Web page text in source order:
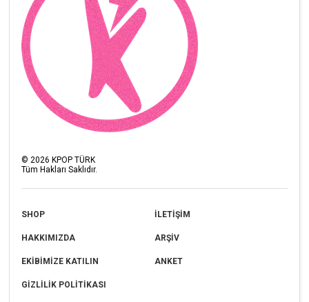
©2026 KPOP TÜRK
Tüm Hakları Saklıdır.
SHOP İLETİŞİM
HAKKIMIZDA ARŞİV
EKİBİMİZE KATILIN ANKET
GİZLİLİK POLİTİKASI